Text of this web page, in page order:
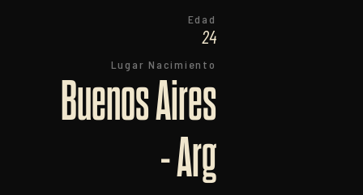
Edad
24
Lugar Nacimiento
Buenos Aires
- Arg